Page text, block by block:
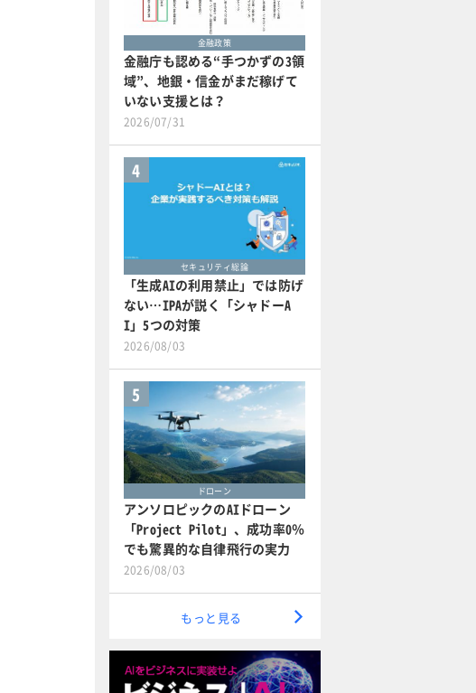
金融政策
金融庁も認める“手つかずの3領
域”、地銀・信金がまだ稼げて
いない支援とは？
2026/07/31
4
セキュリティ総論
「生成AIの利用禁止」では防げ
ない…IPAが説く「シャドーA
I」5つの対策
2026/08/03
5
ドローン
アンソロピックのAIドローン
「Project Pilot」、成功率0％
でも驚異的な自律飛行の実力
2026/08/03
もっと見る